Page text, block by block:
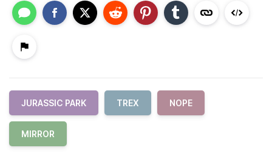
JURASSIC PARK TREX NOPE
MIRROR